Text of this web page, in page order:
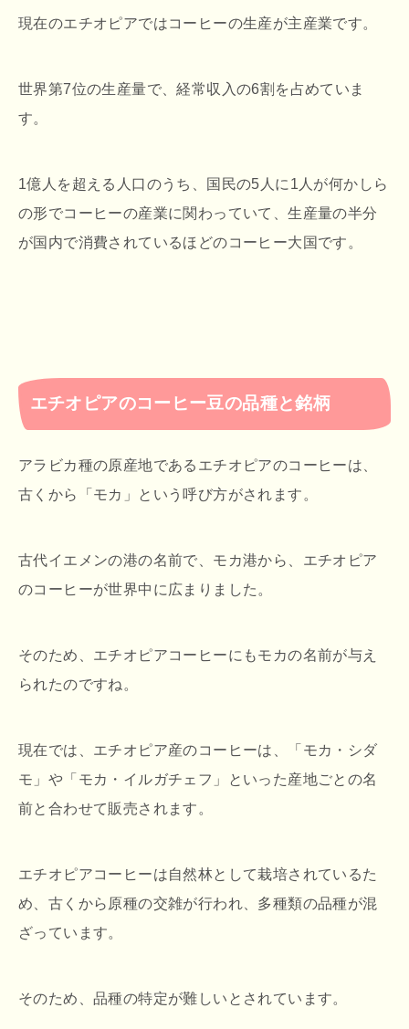
現在のエチオピアではコーヒーの生産が主産業です。
世界第7位の生産量で、経常収入の6割を占めていま
す。
1億人を超える人口のうち、国民の5人に1人が何かしら
の形でコーヒーの産業に関わっていて、生産量の半分
が国内で消費されているほどのコーヒー大国です。
エチオピアのコーヒー豆の品種と銘柄
アラビカ種の原産地であるエチオピアのコーヒーは、
古くから「モカ」という呼び方がされます。
古代イエメンの港の名前で、モカ港から、エチオピア
のコーヒーが世界中に広まりました。
そのため、エチオピアコーヒーにもモカの名前が与え
られたのですね。
現在では、エチオピア産のコーヒーは、「モカ・シダ
モ」や「モカ・イルガチェフ」といった産地ごとの名
前と合わせて販売されます。
エチオピアコーヒーは自然林として栽培されているた
め、古くから原種の交雑が行われ、多種類の品種が混
ざっています。
そのため、品種の特定が難しいとされています。